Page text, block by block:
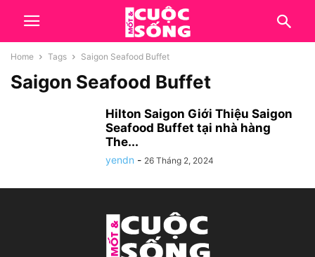
Home Tags Saigon Seafood Buffet
Saigon Seafood Buffet
Hilton Saigon Giới Thiệu Saigon
Seafood Buffet tại nhà hàng
The...
yendn - 26 Tháng 2, 2024